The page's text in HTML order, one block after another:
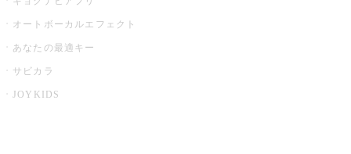
オートボーカルエフェクト
あなたの最適キー
サビカラ
JOYKIDS